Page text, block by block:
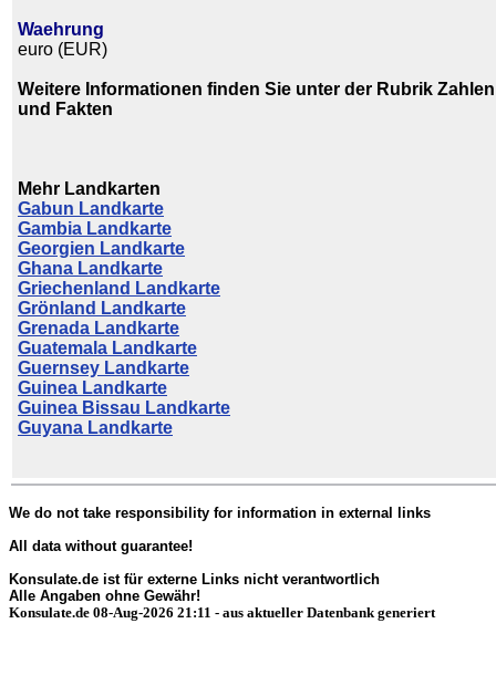
Waehrung
euro (EUR)
Weitere Informationen finden Sie unter der Rubrik Zahlen
und Fakten
Mehr Landkarten
Gabun Landkarte
Gambia Landkarte
Georgien Landkarte
Ghana Landkarte
Griechenland Landkarte
Grönland Landkarte
Grenada Landkarte
Guatemala Landkarte
Guernsey Landkarte
Guinea Landkarte
Guinea Bissau Landkarte
Guyana Landkarte
We do not take responsibility for information in external links
All data without guarantee!
Konsulate.de ist für externe Links nicht verantwortlich
Alle Angaben ohne Gewähr!
Konsulate.de 08-Aug-2026 21:11 - aus aktueller Datenbank generiert